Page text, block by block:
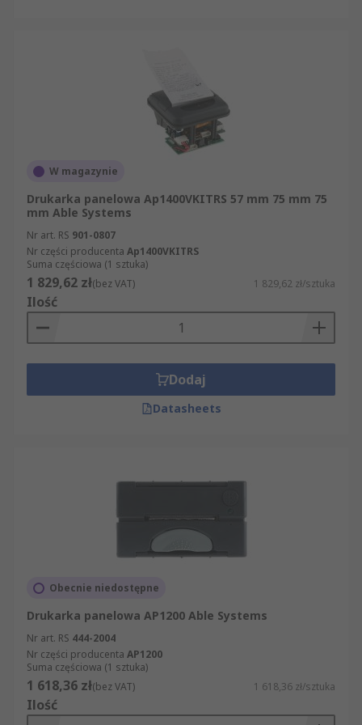
W magazynie
Drukarka panelowa Ap1400VKITRS 57 mm 75 mm 75
mm Able Systems
Nr art. RS 901-0807
Nr części producenta Ap1400VKITRS
Suma częściowa (1 sztuka)
1 829,62 zł(bez VAT) 1 829,62 zł/sztuka
Ilość
Dodaj
Datasheets
Obecnie niedostępne
Drukarka panelowa AP1200 Able Systems
Nr art. RS 444-2004
Nr części producenta AP1200
Suma częściowa (1 sztuka)
1 618,36 zł(bez VAT) 1 618,36 zł/sztuka
Ilość